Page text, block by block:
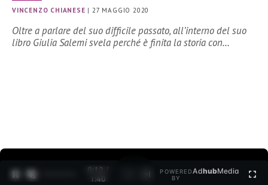
VINCENZO CHIANESE |27 MAGGIO 2020
Oltre a parlare del suo difficile passato, all’interno del suo
libro Giulia Salemi svela perché è finita la storia con…
0:13 /
1:40
POWERED
BY
AdhubMedia